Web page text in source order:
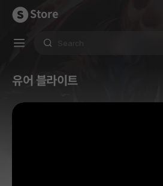
Store
유어 블라이트